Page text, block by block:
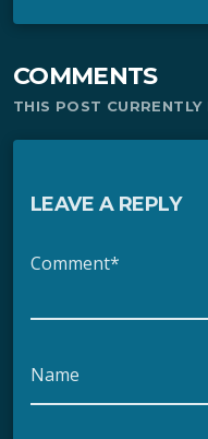
COMMENTS
THIS POST
LEAVE A REPLY
Comment*
Name